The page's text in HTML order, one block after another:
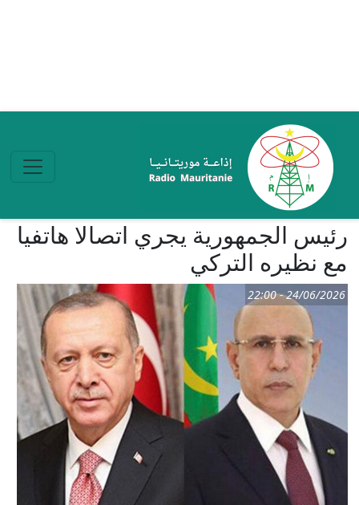
رئيس الجمهورية يجري اتصالا هاتفيا
مع نظيره التركي
24/06/2026 - 22:00